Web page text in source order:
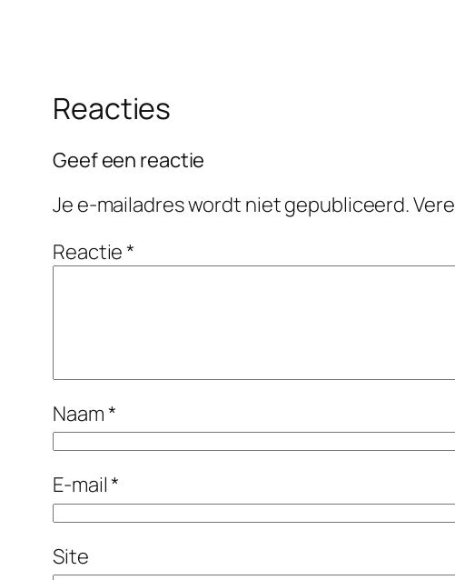
Reacties
Geef een reactie
Je e-mailadres wordt niet gepubliceerd.
Reactie*
Naam*
E-mail*
Site